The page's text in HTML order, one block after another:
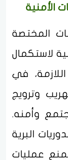
الأمنية
المختصة
لاستكمال
اللازمة، في
وترويج
وأمنه.
البرية
عمليات